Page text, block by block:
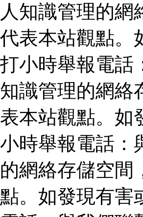
知識管理的
表本站觀點。
小時舉報電
識管理的網絡
本站觀點。如
時舉報電話
網絡存儲空間
。如發現有害